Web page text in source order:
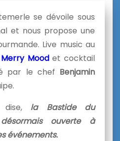
se dévoile sous
et nous propose une
Live music au
Merry Moodet cocktail
par le chef Benjamin
la Bastide du
ouverte à
événements.